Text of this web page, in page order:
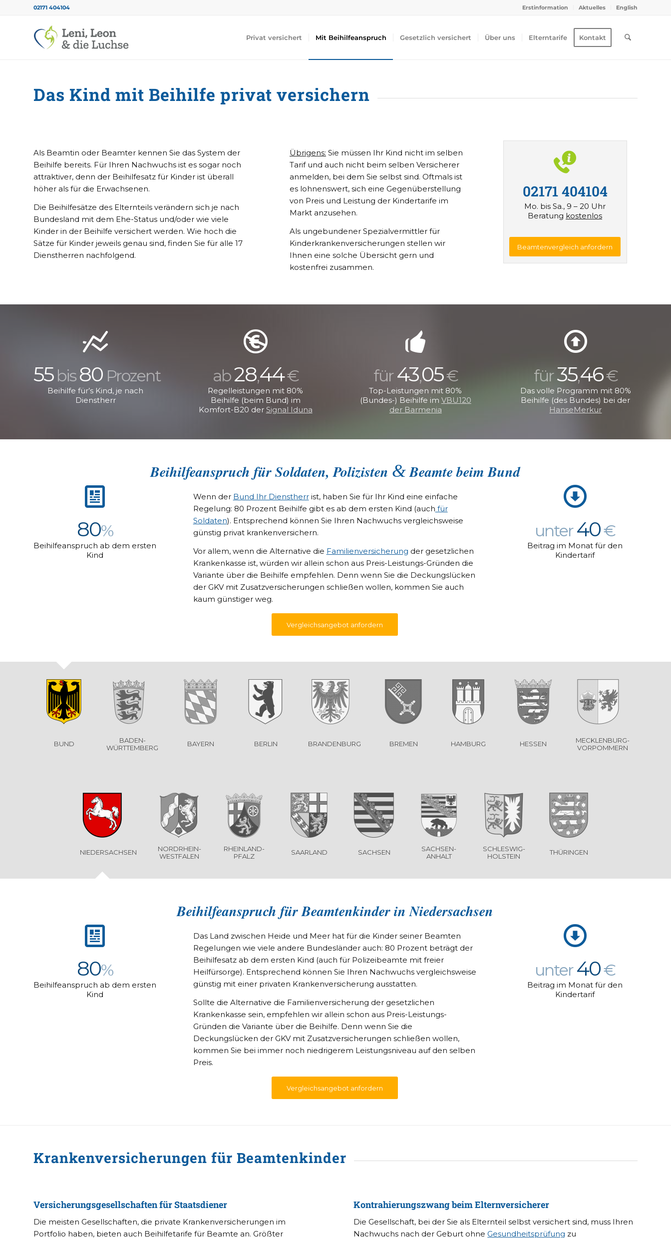
Erstinformation Aktuelles English
02171 404104
Privat versichert Mit Beihilfeanspruch Gesetzlich versichert Über uns Elterntarife Kontakt
Das Kind mit Beihilfe privat versichern
Als Beamtin oder Beamter kennen Sie das System der
Beihilfe bereits. Für Ihren Nachwuchs ist es sogar noch
attraktiver, denn der Beihilfesatz für Kinder ist überall
höher als für die Erwachsenen.
Die Beihilfesätze des Elternteils verändern sich je nach
Bundesland mit dem Ehe-Status und/oder wie viele
Kinder in der Beihilfe versichert werden. Wie hoch die
Sätze für Kinder jeweils genau sind, finden Sie für alle 17
Dienstherren nachfolgend.
Übrigens: Sie müssen Ihr Kind nicht im selben
Tarif und auch nicht beim selben Versicherer
anmelden, bei dem Sie selbst sind. Oftmals ist
es lohnenswert, sich eine Gegenüberstellung
von Preis und Leistung der Kindertarife im
Markt anzusehen.
Als ungebundener Spezialvermittler für
Kinderkrankenversicherungen stellen wir
Ihnen eine solche Übersicht gern und
kostenfrei zusammen.
02171 404104
Mo. bis Sa., 9 – 20 Uhr
Beratung kostenlos
Beamtenvergleich anfordern
55bis80 Prozent
Beihilfe für’s Kind, je nach
Dienstherr
ab28,44€
Regelleistungen mit 80%
Beihilfe (beim Bund) im
Komfort-B20 der Signal Iduna
für43,05€
Top-Leistungen mit 80%
(Bundes-) Beihilfe im VBU120
der Barmenia
für35,46€
Das volle Programm mit 80%
Beihilfe (des Bundes) bei der
HanseMerkur
Beihilfeanspruch für Soldaten, Polizisten &Beamte beim Bund
80%
Beihilfeanspruch ab dem ersten
Kind
Wenn der Bund Ihr Dienstherrist, haben Sie für Ihr Kind eine einfache
Regelung: 80 Prozent Beihilfe gibt es ab dem ersten Kind (auch für
Soldaten). Entsprechend können Sie Ihren Nachwuchs vergleichsweise
günstig privat krankenversichern.
Vor allem, wenn die Alternative die Familienversicherung der gesetzlichen
Krankenkasse ist, würden wir allein schon aus Preis-Leistungs-Gründen die
Variante über die Beihilfe empfehlen. Denn wenn Sie die Deckungslücken
der GKV mit Zusatzversicherungen schließen wollen, kommen Sie auch
kaum günstiger weg.
Vergleichsangebot anfordern
unter40€
Beitrag im Monat für den
Kindertarif
BUND
BADEN-
WÜRTTEMBERG
BAYERN BERLIN BRANDENBURG BREMEN HAMBURG HESSEN
MECKLENBURG-
VORPOMMERN
NIEDERSACHSEN
NORDRHEIN-
WESTFALEN
RHEINLAND-
PFALZ
SAARLAND SACHSEN
SACHSEN-
ANHALT
SCHLESWIG-
HOLSTEIN
THÜRINGEN
Beihilfeanspruch für Beamtenkinder in Niedersachsen
80%
Beihilfeanspruch ab dem ersten
Kind
Das Land zwischen Heide und Meer hat für die Kinder seiner Beamten
Regelungen wie viele andere Bundesländer auch: 80 Prozent beträgt der
Beihilfesatz ab dem ersten Kind (auch für Polizeibeamte mit freier
Heilfürsorge). Entsprechend können Sie Ihren Nachwuchs vergleichsweise
günstig mit einer privaten Krankenversicherung ausstatten.
Sollte die Alternative die Familienversicherung der gesetzlichen
Krankenkasse sein, empfehlen wir allein schon aus Preis-Leistungs-
Gründen die Variante über die Beihilfe. Denn wenn Sie die
Deckungslücken der GKV mit Zusatzversicherungen schließen wollen,
kommen Sie bei immer noch niedrigerem Leistungsniveau auf den selben
Preis.
Vergleichsangebot anfordern
unter40€
Beitrag im Monat für den
Kindertarif
Krankenversicherungen für Beamtenkinder
Versicherungsgesellschaften für Staatsdiener
Die meisten Gesellschaften, die private Krankenversicherungen im
Portfolio haben, bieten auch Beihilfetarife für Beamte an. Größter
Kontrahierungszwang beim Elternversicherer
Die Gesellschaft, bei der Sie als Elternteil selbst versichert sind, muss Ihren
Nachwuchs nach der Geburt ohneGesundheitsprüfung zu